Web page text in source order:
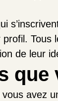
profil.
de leur
que
vous avez